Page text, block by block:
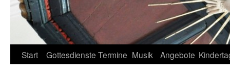
Zum
Start Gottesdienste Termine Musik Angebote